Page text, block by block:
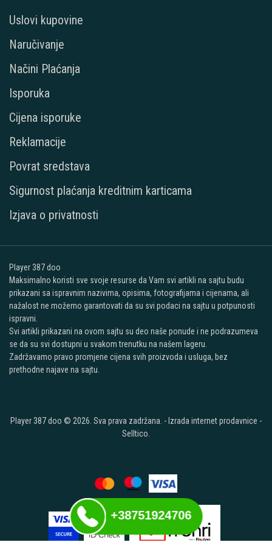
Uslovi kupovine
Naručivanje
Načini Plaćanja
Isporuka
Cijena isporuke
Reklamacije
Povrat sredstava
Sigurnost plaćanja kreditnim karticama
Izjava o privatnosti
Player 387 doo
Maksimalno koristi sve svoje resurse da Vam svi artikli na sajtu budu
prikazani sa ispravnim nazivima, opisima, fotografijama i cijenama, ali
nažalost ne možemo garantovati da su svi podaci na sajtu u potpunosti
ispravni.
Svi artikli prikazani na ovom sajtu su deo naše ponude i ne podrazumeva
se da su svi dostupni u svakom trenutku na našem lageru.
Zadržavamo pravo promjene cijena svih proizvoda i usluga, bez
prethodne najave na sajtu.
Player 387 doo © 2026. Sva prava zadržana. - Izrada internet prodavnice -
Selltico.
+38751924706